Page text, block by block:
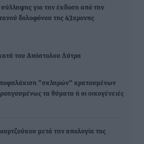
για την έκδοση από την
δολοφόνου της 43χρονης
του Απόστολου Λύτρα
"σκληρών" κρατουμένων
τα θύματα ή οι οικογένειές
μετά την απολογία της